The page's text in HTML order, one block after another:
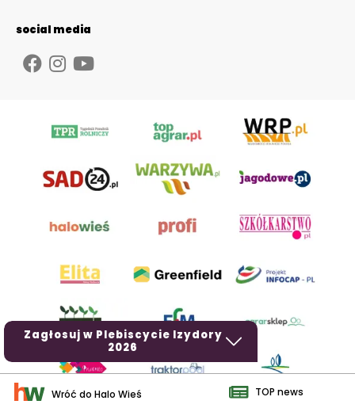
Zagłosuj w Plebiscycie Izydory
2026
social media
Wróć do Halo Wieś TOP news